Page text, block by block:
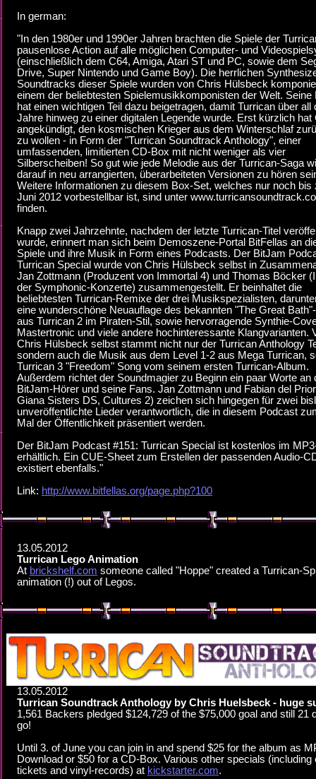
In german:
"In den 1980er und 1990er Jahren brachten die Spiele der
pausenlose Action auf alle möglichen Computer- und
(einschließlich dem C64, Amiga, Atari ST und PC, sowie dem
Drive, Super Nintendo und Game Boy). Die herrlichen
Soundtracks dieser Spiele wurden von Chris Hülsbeck
einem der beliebtesten Spielemusikkomponisten der Welt. Seine
hat einen wichtigen Teil dazu beigetragen, damit Turrican über all
Jahre hinweg zu einer digitalen Legende wurde. Erst kürzlich hat
angekündigt, den kosmischen Krieger aus dem Winterschlaf
zu wollen - in Form der "Turrican Soundtrack Anthology", einer
umfassenden, limitierten CD-Box mit nicht weniger als vier
Silberscheiben! So gut wie jede Melodie aus der Turrican-Saga
darauf in neu arrangierten, überarbeiteten Versionen zu hören
Weitere Informationen zu diesem Box-Set, welches nur noch bis
Juni 2012 vorbestellbar ist, sind unter
finden.
Knapp zwei Jahrzehnte, nachdem der letzte Turrican-Titel
wurde, erinnert man sich beim Demoszene-Portal BitFellas an
Spiele und ihre Musik in Form eines Podcasts. Der BitJam
Turrican Special wurde von Chris Hülsbeck selbst in
Jan Zottmann (Produzent von Immortal 4) und Thomas Böcker
der Symphonic-Konzerte) zusammengestellt. Er beinhaltet die
beliebtesten Turrican-Remixe der drei Musikspezialisten,
eine wunderschöne Neuauflage des bekannten "The Great
aus Turrican 2 im Piraten-Stil, sowie hervorragende Synthie-
Mastertronic und viele andere hochinteressante Klangvarianten.
Chris Hülsbeck selbst stammt nicht nur der Turrican Anthology
sondern auch die Musik aus dem Level 1-2 aus Mega Turrican,
Turrican 3 "Freedom" Song vom seinem ersten Turrican-Album.
Außerdem richtet der Soundmagier zu Beginn ein paar Worte an
BitJam-Hörer und seine Fans. Jan Zottmann und Fabian del
Giana Sisters DS, Cultures 2) zeichen sich hingegen für zwei
unveröffentlichte Lieder verantwortlich, die in diesem Podcast
Mal der Öffentlichkeit präsentiert werden.
Der BitJam Podcast #151: Turrican Special ist kostenlos im
erhältlich. Ein CUE-Sheet zum Erstellen der passenden Audio-
existiert ebenfalls."
Link: http://www.bitfellas.org/page.php?100
13.05.2012
Turrican Lego Animation
At brickshelf.com someone called "Hoppe" created a Turrican-
animation (!) out of Legos.
13.05.2012
Turrican Soundtrack Anthology by Chris Huelsbeck - huge
1,561 Backers pledged $124,729 of the $75,000 goal and still 21
go!
Until 3. of June you can join in and spend $25 for the album as
Download or $50 for a CD-Box. Various other specials (including
tickets and vinyl-records) at kickstarter.com.